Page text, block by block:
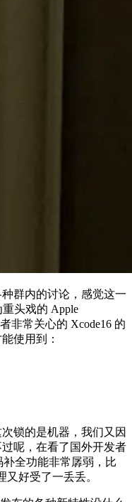
群内的讨论，感觉这一
头戏的 Apple
非常关心的 Xcode16 的
使用到：
锁的是机器，我们又因
呢，在看了国外开发者
补全功能非常孱弱，比
又好受了一丢丢。